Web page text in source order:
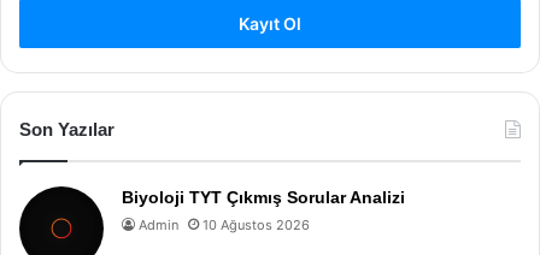
Kayıt Ol
Son Yazılar
Biyoloji TYT Çıkmış Sorular Analizi
Admin 10 Ağustos 2026